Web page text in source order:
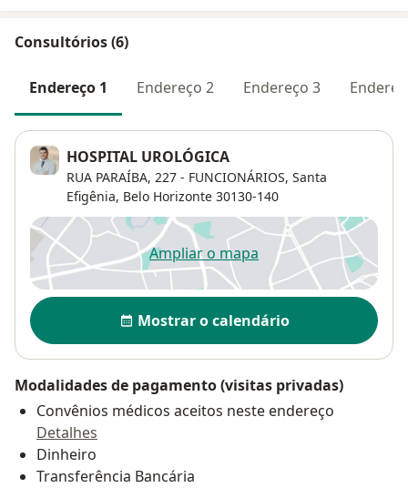
Consultórios (6)
Endereço 1 Endereço 2 Endereço 3
HOSPITAL UROLÓGICA
RUA PARAÍBA, 227 - FUNCIONÁRIOS, Santa
Efigênia, Belo Horizonte 30130-140
Ampliar o mapaabre num novo separador
Disponibilidade
Mostrar o calendário
Modalidades de pagamento (visitas privadas)
Convênios médicos aceitos neste endereço
Detalhes
Dinheiro
Transferência Bancária